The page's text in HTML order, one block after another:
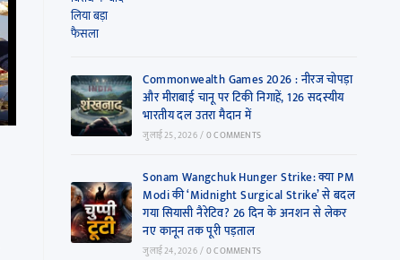
Commonwealth Games 2026 : नीरज चोपड़ा
और मीराबाई चानू पर टिकी निगाहें, 126 सदस्यीय
भारतीय दल उतरा मैदान में
जुलाई 25, 2026 /0 COMMENTS
Sonam Wangchuk Hunger Strike: क्या PM
Modi की ‘Midnight Surgical Strike’ से बदल
गया सियासी नैरेटिव? 26 दिन के अनशन से लेकर
नए कानून तक पूरी पड़ताल
जुलाई 24, 2026 /0 COMMENTS